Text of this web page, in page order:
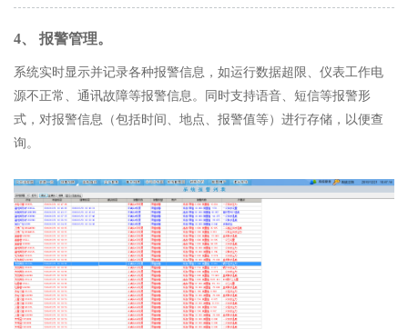
4、 报警管理。
系统实时显示并记录各种报警信息，如运行数据超限、仪表工作电
源不正常、通讯故障等报警信息。同时支持语音、短信等报警形
式，对报警信息（包括时间、地点、报警值等）进行存储，以便查
询。